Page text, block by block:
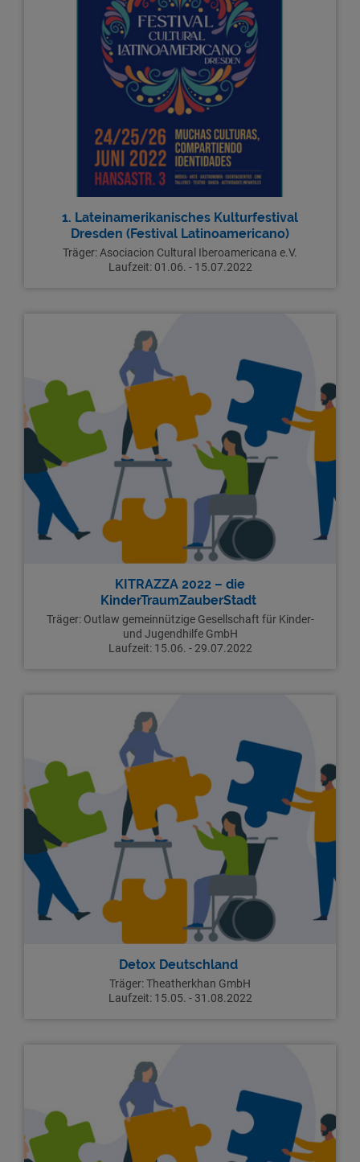
1. Lateinamerikanisches Kulturfestival
Dresden (Festival Latinoamericano)
Träger: Asociacion Cultural Iberoamericana e.V.
Laufzeit: 01.06. - 15.07.2022
KITRAZZA 2022 – die
KinderTraumZauberStadt
Träger: Outlaw gemeinnützige Gesellschaft für Kinder-
und Jugendhilfe GmbH
Laufzeit: 15.06. - 29.07.2022
Detox Deutschland
Träger: Theatherkhan GmbH
Laufzeit: 15.05. - 31.08.2022